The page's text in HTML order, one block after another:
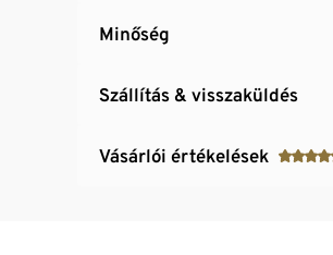
Minőség
Szállítás & visszaküldés
Vásárlói értékelések